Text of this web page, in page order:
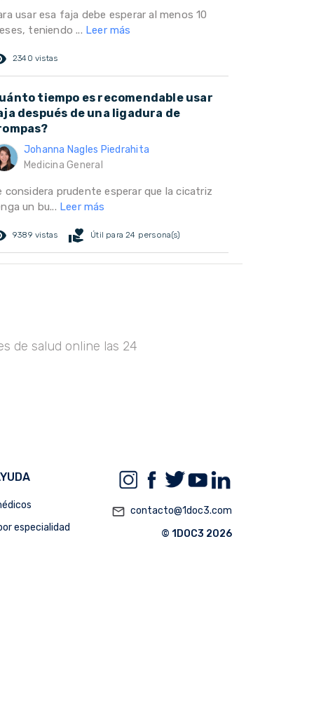
usar esa faja debe esperar al menos 10
teniendo ... Leer más
2340 vistas
tiempo es recomendable usar
después de una ligadura de
Johanna Nagles Piedrahita
Medicina General
considera prudente esperar que la cicatriz
un bu... Leer más
9389 vistas volunteer_activism Útil para 24 persona(s)
de salud online las 24
especialidad
mail_outline contacto@1doc3.com
© 1DOC3 2026